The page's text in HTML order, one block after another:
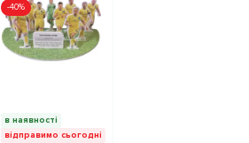
-40%
в наявності
відправимо сьогодні